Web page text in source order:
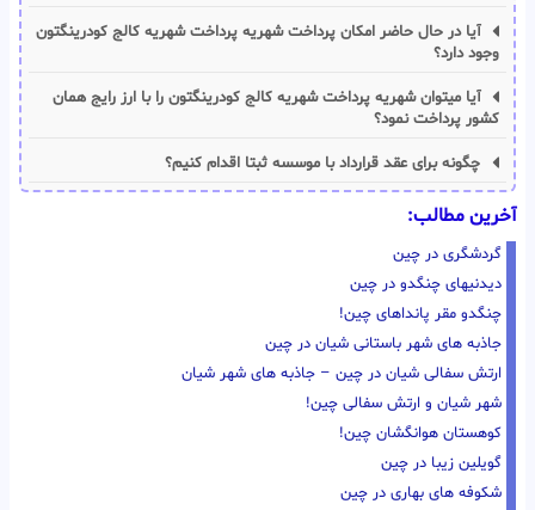
آیا در حال حاضر امکان پرداخت شهریه پرداخت شهریه کالج کودرینگتون
وجود دارد؟
آیا میتوان شهریه پرداخت شهریه کالج کودرینگتون را با ارز رایج همان
کشور پرداخت نمود؟
چگونه برای عقد قرارداد با موسسه ثبتا اقدام کنیم؟
آخرین مطالب:
گردشگری در چین
دیدنیهای چنگدو در چین
چنگدو مقر پانداهای چین!
جاذبه های شهر باستانی شیان در چین
ارتش سفالی شیان در چین – جاذبه های شهر شیان
شهر شیان و ارتش سفالی چین!
کوهستان هوانگشان چین!
گویلین زیبا در چین
شکوفه های بهاری در چین